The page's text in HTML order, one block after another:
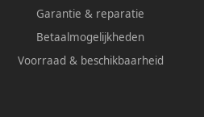
Garantie & reparatie
Betaalmogelijkheden
Voorraad & beschikbaarheid